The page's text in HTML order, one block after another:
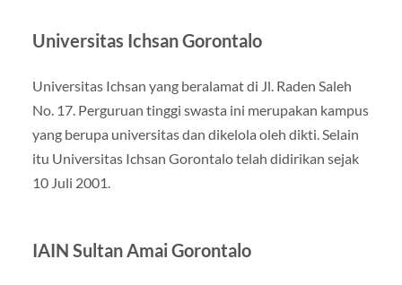
Universitas Ichsan Gorontalo
Universitas Ichsan yang beralamat di Jl. Raden Saleh
No. 17. Perguruan tinggi swasta ini merupakan kampus
yang berupa universitas dan dikelola oleh dikti. Selain
itu Universitas Ichsan Gorontalo telah didirikan sejak
10 Juli 2001.
IAIN Sultan Amai Gorontalo